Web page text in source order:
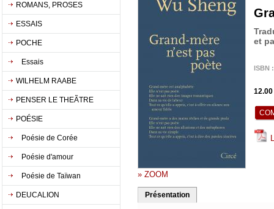
ROMANS, PROSES
ESSAIS
POCHE
Essais
WILHELM RAABE
PENSER LE THEÃTRE
POÉSIE
Poésie de Corée
Poésie d'amour
Poésie de Taïwan
DEUCALION
» ZOOM
et
ISBN
12.00
Présentation